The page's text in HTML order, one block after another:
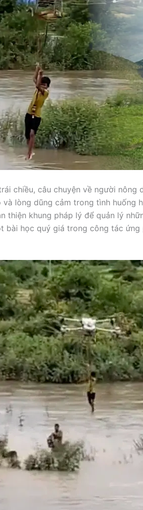
chiều, câu chuyện về người nông
và lòng dũng cảm trong tình huống
thiện khung pháp lý để quản lý
bài học quý giá trong công tác